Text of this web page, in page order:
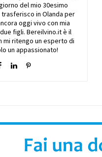
del mio 30esimo
in Olanda per
oggi vivo con mia
figli. Bereilvino.it è il
mi ritengo un esperto di
un appassionato!